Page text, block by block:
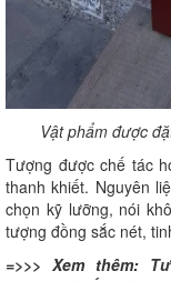
Vật phẩm được
Tượng được chế tác
thanh khiết. Nguyên
chọn kỹ lưỡng, nói
tượng đồng sắc nét,
=>>> Xem thêm: